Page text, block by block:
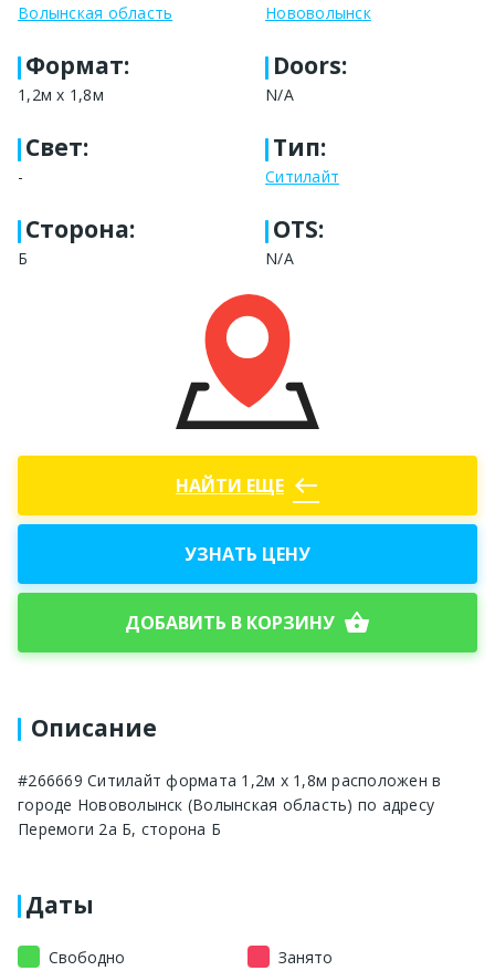
Волынская область Нововолынск
Формат:
1,2м x 1,8м
Doors:
N/A
Свет:
-
Тип:
Ситилайт
Сторона:
Б
OTS:
N/A
НАЙТИ ЕЩЕ west
УЗНАТЬ ЦЕНУ
ДОБАВИТЬ В КОРЗИНУ shopping_basket
Описание
#266669 Ситилайт формата 1,2м x 1,8м расположен в
городе Нововолынск (Волынская область) по адресу
Перемоги 2а Б, сторона Б
Даты
Свободно
Занято